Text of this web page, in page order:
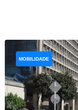
MOBILIDADE